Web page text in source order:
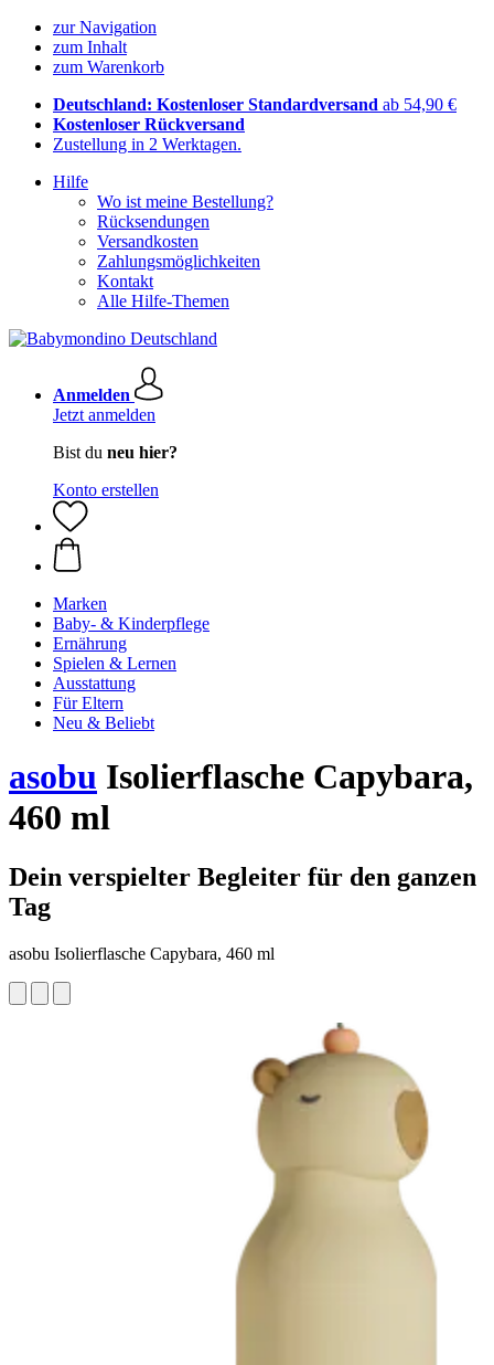
zur Navigation
zum Inhalt
zum Warenkorb
Deutschland: Kostenloser Standardversand ab 54,90 €
Kostenloser Rückversand
Zustellung in 2 Werktagen.
Hilfe
Wo ist meine Bestellung?
Rücksendungen
Versandkosten
Zahlungsmöglichkeiten
Kontakt
Alle Hilfe-Themen
Anmelden
Jetzt anmelden
Bist du neu hier?
Konto erstellen
Marken
Baby- & Kinderpflege
Ernährung
Spielen & Lernen
Ausstattung
Für Eltern
Neu & Beliebt
asobu Isolierflasche Capybara,
460 ml
Dein verspielter Begleiter für den ganzen
Tag
asobu Isolierflasche Capybara, 460 ml